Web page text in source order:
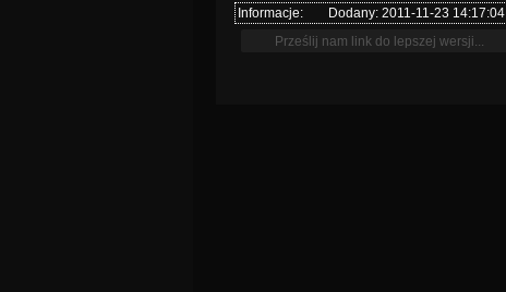
Informacje: Dodany: 2011-11-23 14:17:04